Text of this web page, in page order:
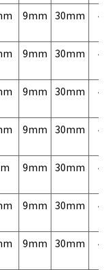
9mm 30mm
9mm 30mm
9mm 30mm
9mm 30mm
9mm 30mm
9mm 30mm
9mm 30mm